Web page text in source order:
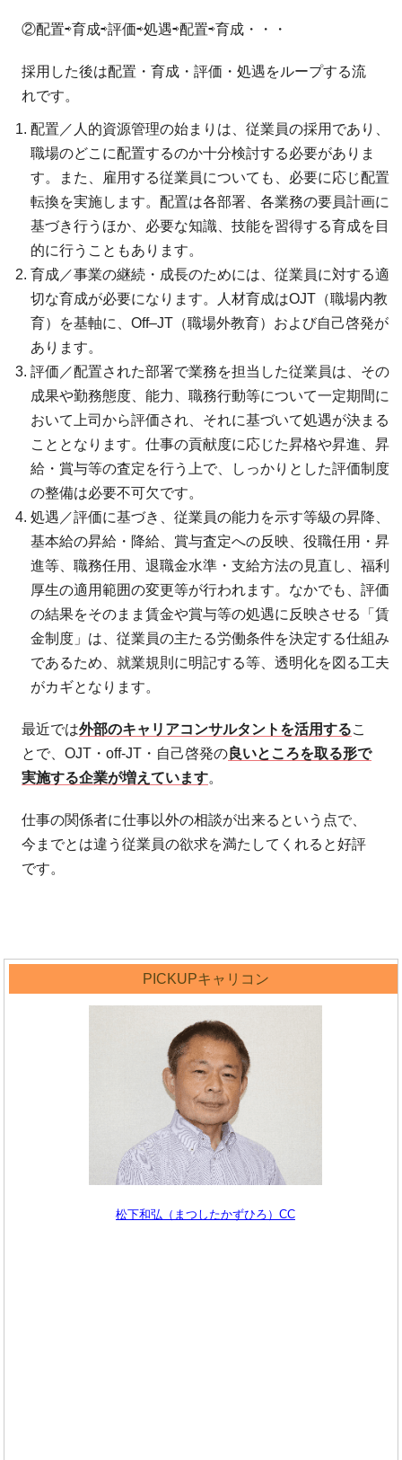
②配置⇨育成⇨評価⇨処遇⇨配置⇨育成・・・
採用した後は配置・育成・評価・処遇をループする流
れです。
配置／人的資源管理の始まりは、従業員の採用であり、
職場のどこに配置するのか十分検討する必要がありま
す。また、雇用する従業員についても、必要に応じ配置
転換を実施します。配置は各部署、各業務の要員計画に
基づき行うほか、必要な知識、技能を習得する育成を目
的に行うこともあります。
育成／事業の継続・成長のためには、従業員に対する適
切な育成が必要になります。人材育成はOJT（職場内教
育）を基軸に、Off–JT（職場外教育）および自己啓発が
あります。
評価／配置された部署で業務を担当した従業員は、その
成果や勤務態度、能力、職務行動等について一定期間に
おいて上司から評価され、それに基づいて処遇が決まる
こととなります。仕事の貢献度に応じた昇格や昇進、昇
給・賞与等の査定を行う上で、しっかりとした評価制度
の整備は必要不可欠です。
処遇／評価に基づき、従業員の能力を示す等級の昇降、
基本給の昇給・降給、賞与査定への反映、役職任用・昇
進等、職務任用、退職金水準・支給方法の見直し、福利
厚生の適用範囲の変更等が行われます。なかでも、評価
の結果をそのまま賃金や賞与等の処遇に反映させる「賃
金制度」は、従業員の主たる労働条件を決定する仕組み
であるため、就業規則に明記する等、透明化を図る工夫
がカギとなります。
最近では外部のキャリアコンサルタントを活用するこ
とで、OJT・off-JT・自己啓発の 良いところを取る形で
実施する企業が増えています。
仕事の関係者に仕事以外の相談が出来るという点で、
今までとは違う従業員の欲求を満たしてくれると好評
です。
PICKUPキャリコン
松下和弘（まつしたかずひろ）CC